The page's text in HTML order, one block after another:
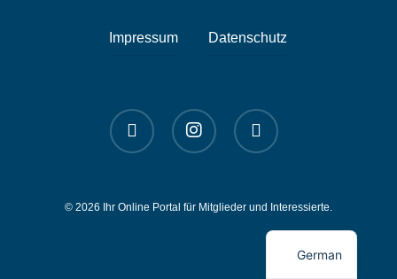
Impressum Datenschutz
linkedin instagram spotify
© 2026 Ihr Online Portal für Mitglieder und Interessierte.
German